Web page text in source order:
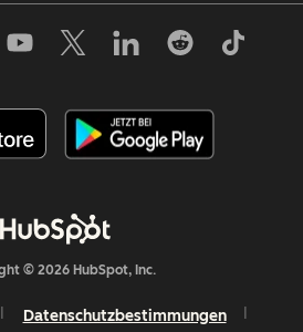
© 2026 HubSpot, Inc.
Datenschutzbestimmungen